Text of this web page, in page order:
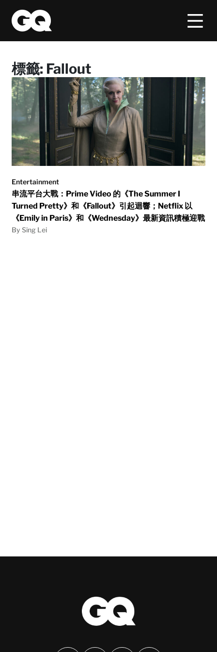
標籤: Fallout
Entertainment
串流平台大戰：Prime Video 的《The Summer I
Turned Pretty》和《Fallout》引起迴響；Netflix 以
《Emily in Paris》和《Wednesday》最新資訊積極迎戰
By Sing Lei